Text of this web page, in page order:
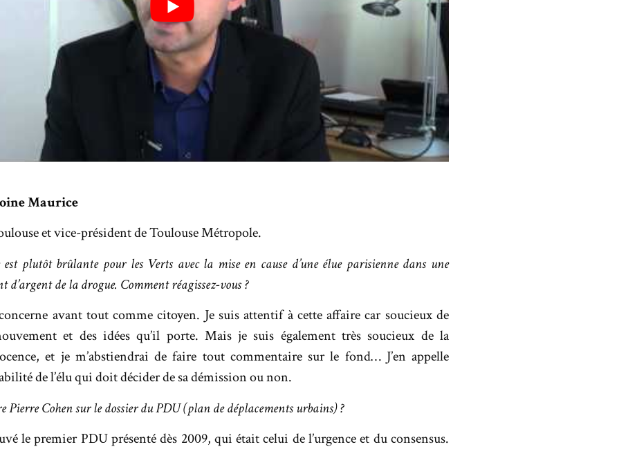
Maurice
et vice-président de Toulouse Métropole.
plutôt brûlante pour les Verts avec la mise en cause d’une élue parisienne dans une
de la drogue. Comment réagissez-vous ?
avant tout comme citoyen. Je suis attentif à cette affaire car soucieux de
et des idées qu’il porte. Mais je suis également très soucieux de la
et je m’abstiendrai de faire tout commentaire sur le fond… J’en appelle
de l’élu qui doit décider de sa démission ou non.
Pierre Cohen sur le dossier du PDU (plan de déplacements urbains) ?
le premier PDU présenté dès 2009, qui était celui de l’urgence et du consensus.